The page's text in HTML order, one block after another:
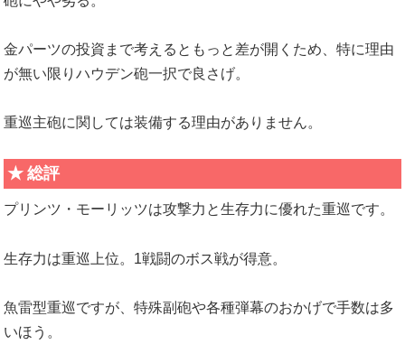
金パーツの投資まで考えるともっと差が開くため、特に理由
が無い限りハウデン砲一択で良さげ。
重巡主砲に関しては装備する理由がありません。
総評
プリンツ・モーリッツは攻撃力と生存力に優れた重巡です。
生存力は重巡上位。1戦闘のボス戦が得意。
魚雷型重巡ですが、特殊副砲や各種弾幕のおかげで手数は多
いほう。